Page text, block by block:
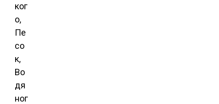
ког
о,
Пе
со
к,
Во
дя
ног